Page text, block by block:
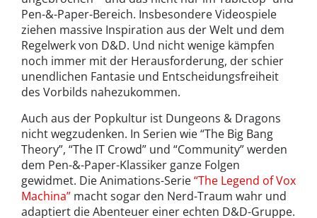
Pen-&-Paper-Bereich. Insbesondere Videospiele
ziehen massive Inspiration aus der Welt und dem
Regelwerk von D&D. Und nicht wenige kämpfen
noch immer mit der Herausforderung, der schier
unendlichen Fantasie und Entscheidungsfreiheit
des Vorbilds nahezukommen.
Auch aus der Popkultur ist Dungeons & Dragons
nicht wegzudenken. In Serien wie “The Big Bang
Theory”, “The IT Crowd” und “Community” werden
dem Pen-&-Paper-Klassiker ganze Folgen
gewidmet. Die Animations-Serie“The Legend of Vox
Machina” macht sogar den Nerd-Traum wahr und
adaptiert die Abenteuer einer echten D&D-Gruppe.